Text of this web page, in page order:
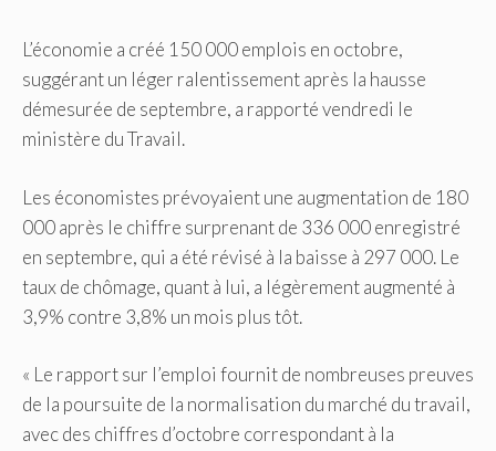
L’économie a créé 150 000 emplois en octobre,
suggérant un léger ralentissement après la hausse
démesurée de septembre, a rapporté vendredi le
ministère du Travail.
Les économistes prévoyaient une augmentation de 180
000 après le chiffre surprenant de 336 000 enregistré
en septembre, qui a été révisé à la baisse à 297 000. Le
taux de chômage, quant à lui, a légèrement augmenté à
3,9% contre 3,8% un mois plus tôt.
« Le rapport sur l’emploi fournit de nombreuses preuves
de la poursuite de la normalisation du marché du travail,
avec des chiffres d’octobre correspondant à la